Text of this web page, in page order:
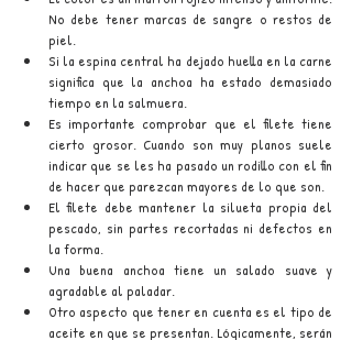
No debe tener marcas de sangre o restos de
piel.
Si la espina central ha dejado huella en la carne
significa que la anchoa ha estado demasiado
tiempo en la salmuera.
Es importante comprobar que el filete tiene
cierto grosor. Cuando son muy planos suele
indicar que se les ha pasado un rodillo con el fin
de hacer que parezcan mayores de lo que son.
El filete debe mantener la silueta propia del
pescado, sin partes recortadas ni defectos en
la forma.
Una buena anchoa tiene un salado suave y
agradable al paladar.
Otro aspecto que tener en cuenta es el tipo de
aceite en que se presentan. Lógicamente, serán